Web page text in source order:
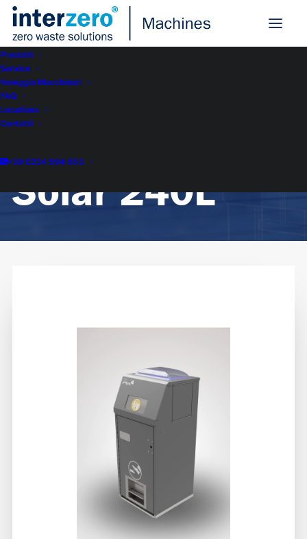
Prodotti
Service
Noleggio Macchinari
FAQ
Locations
Contatti
+39 0234 594 653
Home
PEL BriteBin
Solar 240L